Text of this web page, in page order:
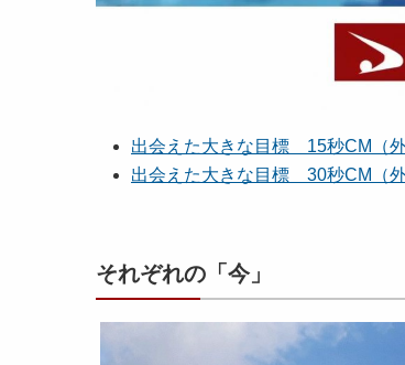
出会えた大きな目標 15秒CM（外
出会えた大きな目標 30秒CM（外
それぞれの「今」